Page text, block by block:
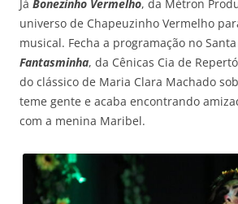
Já Bonezinho Vermelho, da Métron
universo de Chapeuzinho Vermelho
musical. Fecha a programação no Santa
Fantasminha, da Cênicas Cia de
do clássico de Maria Clara Machado
teme gente e acaba encontrando
com a menina Maribel.